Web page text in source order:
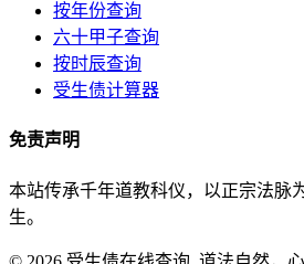
按年份查询
六十甲子查询
按时辰查询
受生债计算器
免责声明
本站传承千年道教科仪，以正宗法脉
生。